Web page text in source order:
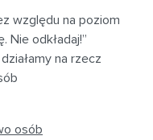
względu na poziom
Nie odkładaj!”
na rzecz
osób